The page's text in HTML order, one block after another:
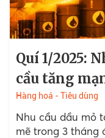
Quí 1/2025:
cầu tăng
Hàng hoá - Tiêu dùng
Nhu cầu dầu mỏ
mẽ trong 3 tháng